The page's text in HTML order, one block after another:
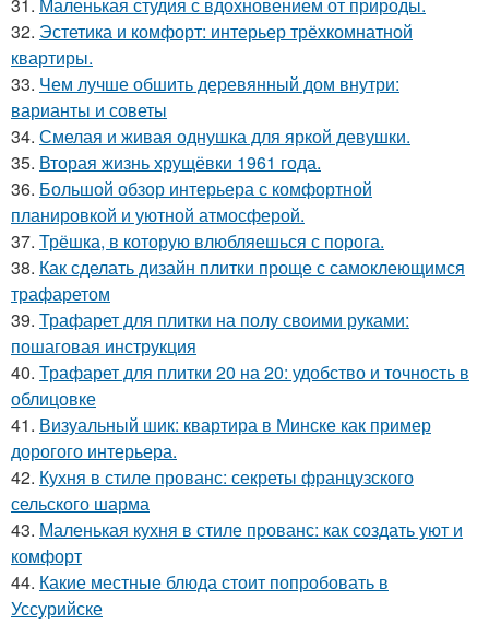
32. Эстетика и комфорт: интерьер трёхкомнатной
квартиры.
33. Чем лучше обшить деревянный дом внутри:
варианты и советы
34. Смелая и живая однушка для яркой девушки.
35. Вторая жизнь хрущёвки 1961 года.
36. Большой обзор интерьера с комфортной
планировкой и уютной атмосферой.
37. Трёшка, в которую влюбляешься с порога.
38. Как сделать дизайн плитки проще с самоклеющимся
трафаретом
39. Трафарет для плитки на полу своими руками:
пошаговая инструкция
40. Трафарет для плитки 20 на 20: удобство и точность в
облицовке
41. Визуальный шик: квартира в Минске как пример
дорогого интерьера.
42. Кухня в стиле прованс: секреты французского
сельского шарма
43. Маленькая кухня в стиле прованс: как создать уют и
комфорт
44. Какие местные блюда стоит попробовать в
Уссурийске